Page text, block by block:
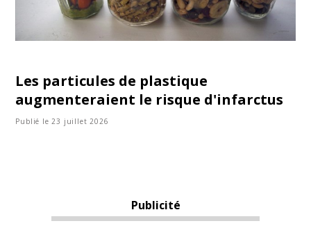
Les particules de plastique
augmenteraient le risque d'infarctus
Publié le 23 juillet 2026
Publicité